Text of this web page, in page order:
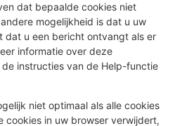
dat bepaalde cookies niet
mogelijkheid is dat u uw
dat u een bericht ontvangt als er
informatie over deze
instructies van de Help-functie
niet optimaal als alle cookies
cookies in uw browser verwijdert,